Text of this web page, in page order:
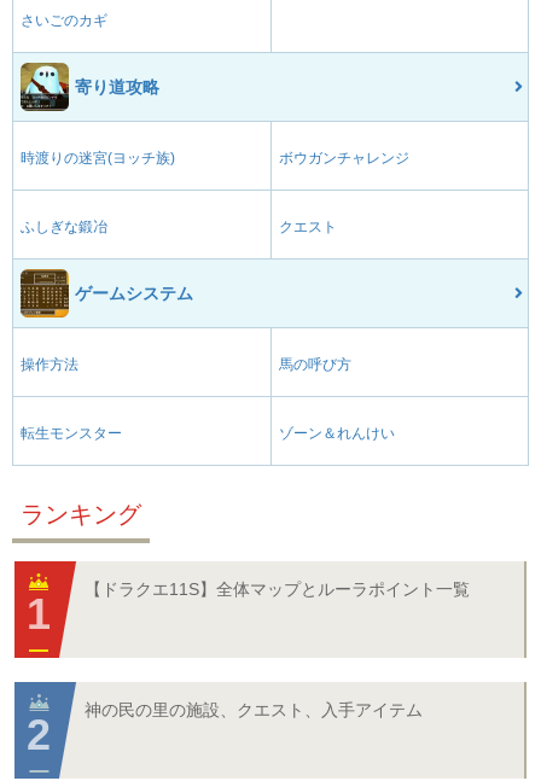
さいごのカギ
寄り道攻略
時渡りの迷宮(ヨッチ族) ボウガンチャレンジ
ふしぎな鍛冶 クエスト
ゲームシステム
操作方法 馬の呼び方
転生モンスター ゾーン＆れんけい
ランキング
【ドラクエ11S】全体マップとルーラポイント一覧
神の民の里の施設、クエスト、入手アイテム